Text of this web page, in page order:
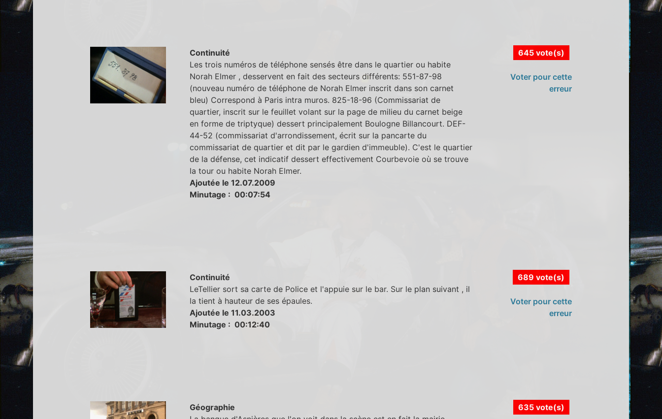
Continuité
Les trois numéros de téléphone sensés être dans le quartier ou habite
Norah Elmer , desservent en fait des secteurs différents: 551-87-98
(nouveau numéro de téléphone de Norah Elmer inscrit dans son carnet
bleu) Correspond à Paris intra muros. 825-18-96 (Commissariat de
quartier, inscrit sur le feuillet volant sur la page de milieu du carnet beige
en forme de triptyque) dessert principalement Boulogne Billancourt. DEF-
44-52 (commissariat d'arrondissement, écrit sur la pancarte du
commissariat de quartier et dit par le gardien d'immeuble). C'est le quartier
de la défense, cet indicatif dessert effectivement Courbevoie où se trouve
la tour ou habite Norah Elmer.
Ajoutée le 12.07.2009
Minutage : 00:07:54
645 vote(s)
Voter pour cette
erreur
Continuité
LeTellier sort sa carte de Police et l'appuie sur le bar. Sur le plan suivant , il
la tient à hauteur de ses épaules.
Ajoutée le 11.03.2003
Minutage : 00:12:40
689 vote(s)
Voter pour cette
erreur
Géographie
635 vote(s)